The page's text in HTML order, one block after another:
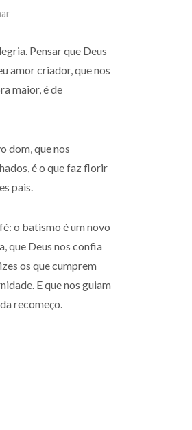
Pensar que Deus
amor criador, que nos
maior, é de
dom, que nos
é o que faz florir
pais.
o batismo é um novo
que Deus nos confia
os que cumprem
E que nos guiam
recomeço.